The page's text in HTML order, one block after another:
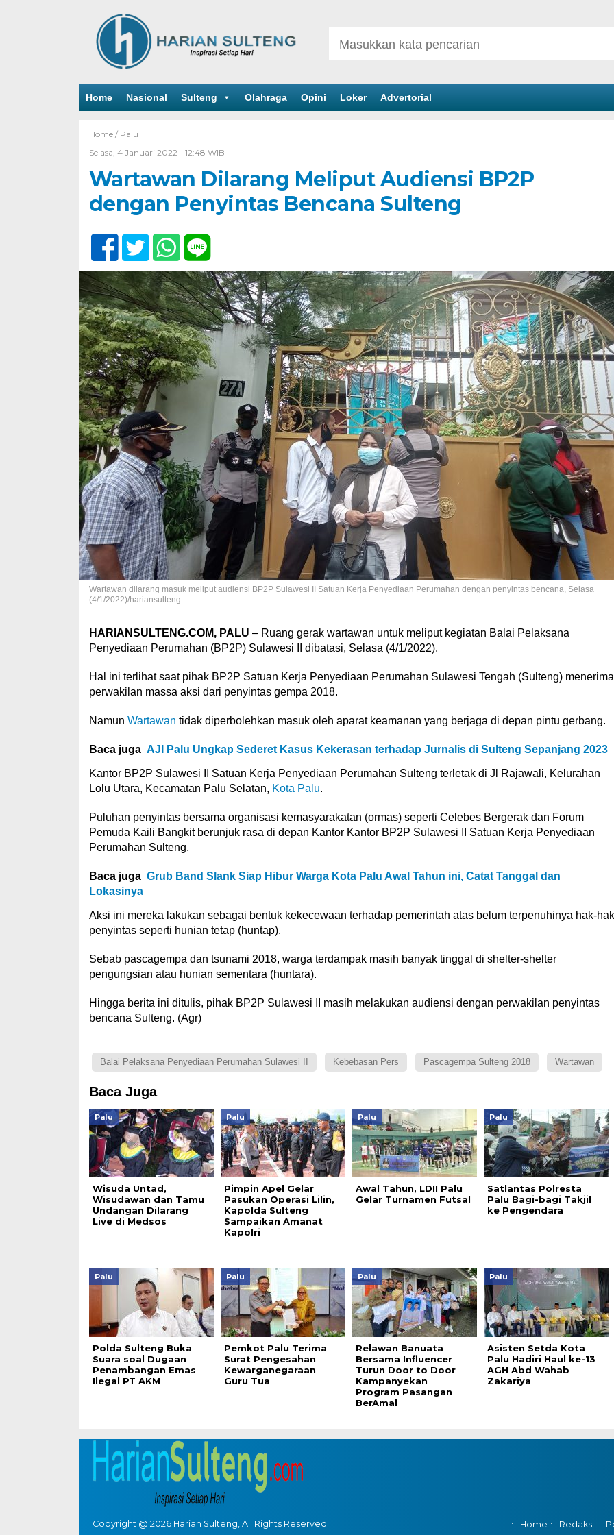
Home Nasional Sulteng Olahraga Opini Loker Advertorial
Home / Palu
Selasa, 4 Januari 2022 - 12:48 WIB
Wartawan Dilarang Meliput Audiensi BP2P
dengan Penyintas Bencana Sulteng
Wartawan dilarang masuk meliput audiensi BP2P Sulawesi II Satuan Kerja Penyediaan Perumahan dengan penyintas bencana, Selasa
(4/1/2022)/hariansulteng
HARIANSULTENG.COM, PALU – Ruang gerak wartawan untuk meliput kegiatan Balai Pelaksana
Penyediaan Perumahan (BP2P) Sulawesi II dibatasi, Selasa (4/1/2022).
Hal ini terlihat saat pihak BP2P Satuan Kerja Penyediaan Perumahan Sulawesi Tengah (Sulteng) menerima
perwakilan massa aksi dari penyintas gempa 2018.
Namun Wartawan tidak diperbolehkan masuk oleh aparat keamanan yang berjaga di depan pintu gerbang.
Baca juga AJI Palu Ungkap Sederet Kasus Kekerasan terhadap Jurnalis di Sulteng Sepanjang 2023
Kantor BP2P Sulawesi II Satuan Kerja Penyediaan Perumahan Sulteng terletak di Jl Rajawali, Kelurahan
Lolu Utara, Kecamatan Palu Selatan, Kota Palu.
Puluhan penyintas bersama organisasi kemasyarakatan (ormas) seperti Celebes Bergerak dan Forum
Pemuda Kaili Bangkit berunjuk rasa di depan Kantor Kantor BP2P Sulawesi II Satuan Kerja Penyediaan
Perumahan Sulteng.
Baca juga Grub Band Slank Siap Hibur Warga Kota Palu Awal Tahun ini, Catat Tanggal dan
Lokasinya
Aksi ini mereka lakukan sebagai bentuk kekecewaan terhadap pemerintah atas belum terpenuhinya hak-hak
penyintas seperti hunian tetap (huntap).
Sebab pascagempa dan tsunami 2018, warga terdampak masih banyak tinggal di shelter-shelter
pengungsian atau hunian sementara (huntara).
Hingga berita ini ditulis, pihak BP2P Sulawesi II masih melakukan audiensi dengan perwakilan penyintas
bencana Sulteng. (Agr)
Balai Pelaksana Penyediaan Perumahan Sulawesi II Kebebasan Pers Pascagempa Sulteng 2018 Wartawan
Baca Juga
Palu
Wisuda Untad,
Wisudawan dan Tamu
Undangan Dilarang
Live di Medsos
Palu
Pimpin Apel Gelar
Pasukan Operasi Lilin,
Kapolda Sulteng
Sampaikan Amanat
Kapolri
Palu
Awal Tahun, LDII Palu
Gelar Turnamen Futsal
Palu
Satlantas Polresta
Palu Bagi-bagi Takjil
ke Pengendara
Palu
Polda Sulteng Buka
Suara soal Dugaan
Penambangan Emas
Ilegal PT AKM
Palu
Pemkot Palu Terima
Surat Pengesahan
Kewarganegaraan
Guru Tua
Palu
Relawan Banuata
Bersama Influencer
Turun Door to Door
Kampanyekan
Program Pasangan
BerAmal
Palu
Asisten Setda Kota
Palu Hadiri Haul ke-13
AGH Abd Wahab
Zakariya
Copyright @ 2026 Harian Sulteng, All Rights Reserved Home Redaksi